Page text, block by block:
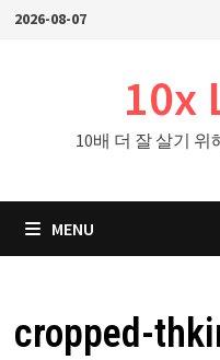
Skip2026-08-07
10x
10배 더 잘 살기
MENU
cropped-